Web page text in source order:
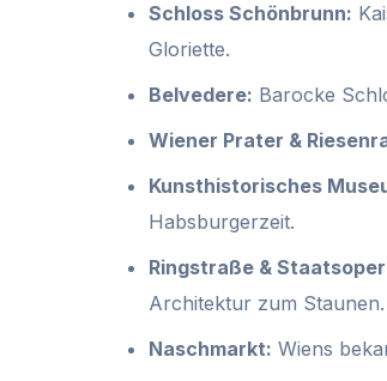
Schloss Schönbrunn:
Gloriette.
Belvedere: Barocke
Wiener Prater &
Kunsthistorisches
Habsburgerzeit.
Ringstraße &
Architektur zum Staunen.
Naschmarkt: Wiens